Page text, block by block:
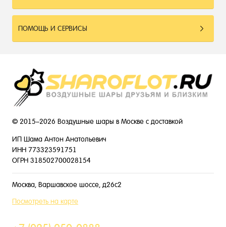
ПОМОЩЬ И СЕРВИСЫ
© 2015–2026 Воздушные шары в Москве с доставкой
ИП Шама Антон Анатольевич
ИНН 773323591751
ОГРН 318502700028154
Москва, Варшавское шоссе, д26с2
Посмотреть на карте